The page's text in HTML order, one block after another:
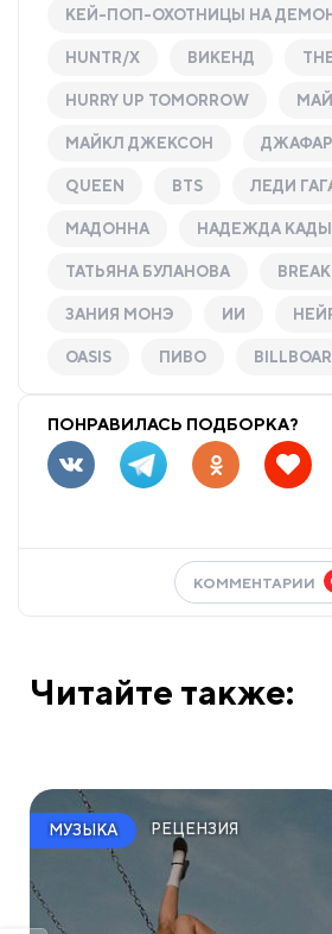
КЕЙ-ПОП-ОХОТНИЦЫ НА
HUNTR/X ВИКЕНД
HURRY UP TOMORROW
МАЙКЛ ДЖЕКСОН
QUEEN BTS ЛЕДИ
МАДОННА НАДЕЖДА
ТАТЬЯНА БУЛАНОВА
ЗАНИЯ МОНЭ ИИ
OASIS ПИВО
ПОНРАВИЛАСЬ ПОДБОРКА?
КОММЕНТАРИИ
Читайте также:
МУЗЫКА РЕЦЕНЗИЯ